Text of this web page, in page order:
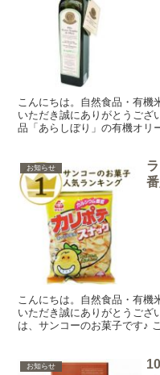
こんにちは。自然食品・有機
いただき誠にありがとうござ
品「あらしぼり」の有機オ
お知らせ
こんにちは。自然食品・有機
いただき誠にありがとうござ
は、サンコーのお菓子です♪
お知らせ